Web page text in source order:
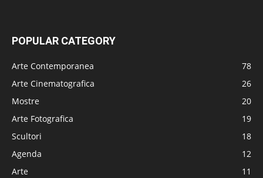
POPULAR CATEGORY
Arte Contemporanea
78
Arte Cinematografica
26
Mostre
20
Arte Fotografica
19
Scultori
18
Agenda
12
Arte
11